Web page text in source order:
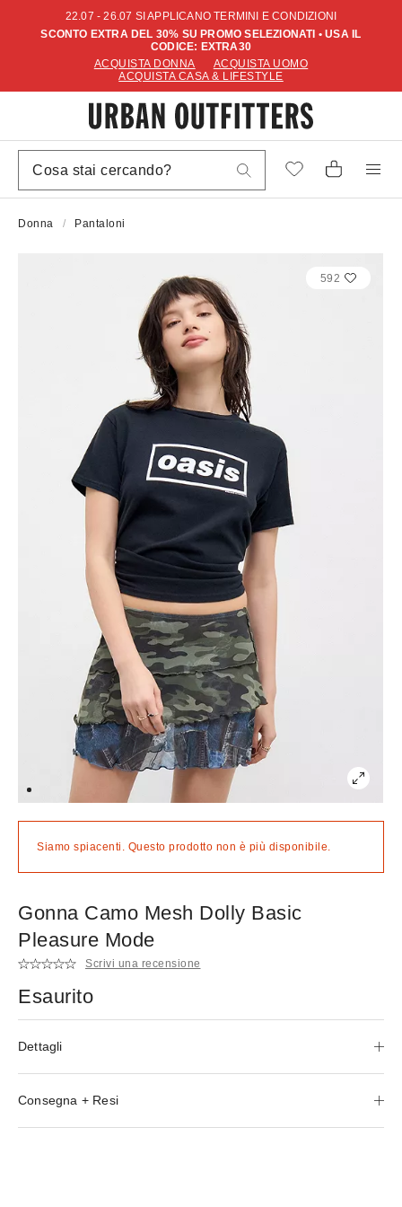
22.07 - 26.07 SI APPLICANO TERMINI E CONDIZIONI
SCONTO EXTRA DEL 30% SU PROMO SELEZIONATI • USA IL
CODICE: EXTRA30
ACQUISTA DONNA
ACQUISTA UOMO
ACQUISTA CASA & LIFESTYLE
Donna Pantaloni
592
Siamo spiacenti. Questo prodotto non è più disponibile.
Gonna Camo Mesh Dolly Basic
Pleasure Mode
Scrivi una recensione
Esaurito
Dettagli
Consegna + Resi